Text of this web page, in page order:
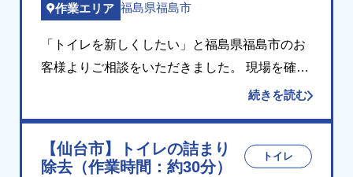
作業エリア 福島県福島市
「トイレを新しくしたい」と福島県福島市のお
客様よりご相談をいただきました。 現場を確認
したところ、長年ご使用の洋式便器と温水洗浄
後継機種 […]
続きを読む
【仙台市】トイレの詰まり
除去（作業時間：約30分）
トイレ